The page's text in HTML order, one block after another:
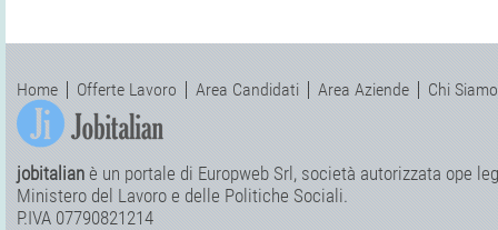
Home Offerte Lavoro Area Candidati Area Aziende Chi Siamo
jobitalian è un portale di Europweb Srl, società autorizzata ope
Ministero del Lavoro e delle Politiche Sociali.
P.IVA 07790821214